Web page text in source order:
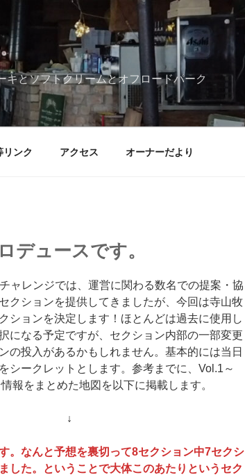
キとソフトクリームとオフロードパーク
リンク アクセス オーナーだより
デュースです。
ャレンジでは、運営に関わる数名での提案・協
クションを提供してきましたが、今回は寺山牧
ションを決定します！ほとんどは過去に使用し
になる予定ですが、セクション内部の一部変更
の投入があるかもしれません。基本的には当日
シークレットとします。参考までに、Vol.1～
報をまとめた地図を以下に掲載します。
↓
。なんと予想を裏切って8セクション中7セクシ
した。ということで大体このあたりというセク